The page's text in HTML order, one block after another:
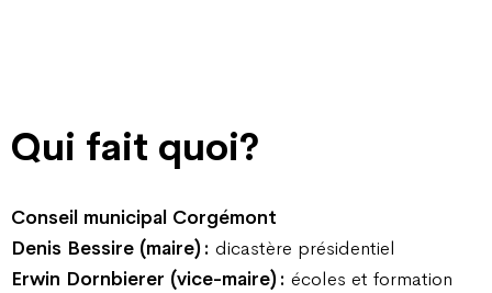
Qui fait quoi?
Conseil municipal Corgémont
Denis Bessire (maire) : dicastère présidentiel
Erwin Dornbierer (vice-maire) : écoles et formation